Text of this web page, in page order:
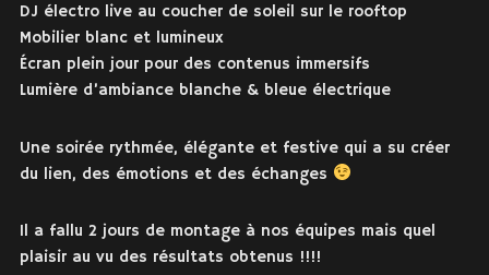
DJ électro live au coucher de soleil sur le rooftop
Mobilier blanc et lumineux
Écran plein jour pour des contenus immersifs
Lumière d’ambiance blanche & bleue électrique
Une soirée rythmée, élégante et festive qui a su créer
du lien, des émotions et des échanges
Il a fallu 2 jours de montage à nos équipes mais quel
plaisir au vu des résultats obtenus !!!!